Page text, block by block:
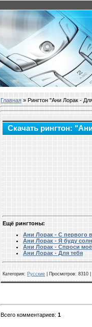
Главная » Рингтон "Ани Лорак -
Скачать рингтон:
Ещё рингтоны:
Ани Лорак - С первого
Ани Лорак - Я буду
Ани Лорак - Спроси
Ани Лорак - Для тебя
Категория: Русские Просмотров: 8310 |
Всего комментариев: 1